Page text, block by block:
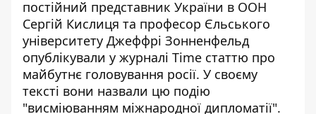
постійний представник України в ООН
Сергій Кислиця та професор Єльського
університету Джеффрі Зонненфельд
опублікували у журналі Time статтю про
майбутнє головування росії. У своєму
тексті вони назвали цю подію
"висміюванням міжнародної дипломатії".